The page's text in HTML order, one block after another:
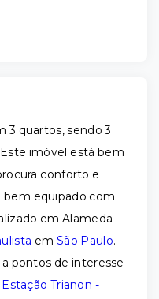
3 quartos, sendo 3
imóvel está bem
conforto e
bem equipado com
em Alameda
em São Paulo.
pontos de interesse
Estação Trianon -